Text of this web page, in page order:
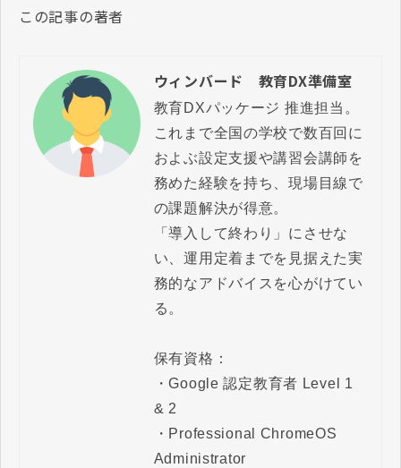
この記事の著者
ウィンバード 教育DX準備室
教育DXパッケージ 推進担当。
これまで全国の学校で数百回に
およぶ設定支援や講習会講師を
務めた経験を持ち、現場目線で
の課題解決が得意。
「導入して終わり」にさせな
い、運用定着までを見据えた実
務的なアドバイスを心がけてい
る。
保有資格：
・Google 認定教育者 Level 1
& 2
・Professional ChromeOS
Administrator